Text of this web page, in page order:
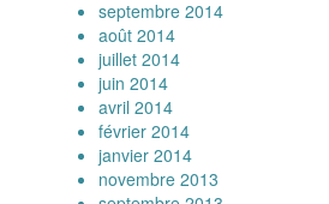
septembre 2014
août 2014
juillet 2014
juin 2014
avril 2014
février 2014
janvier 2014
novembre 2013